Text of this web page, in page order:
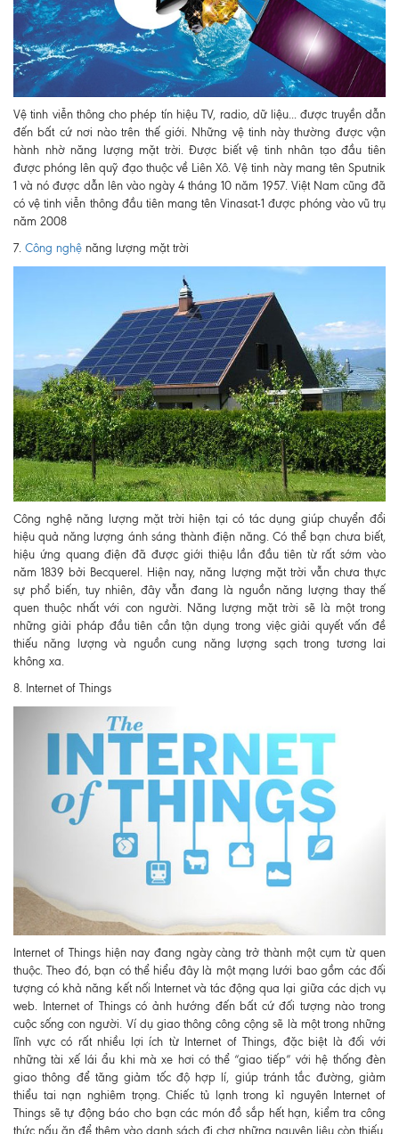
Vệ tinh viễn thông cho phép tín hiệu TV, radio, dữ liệu... được truyền dẫn
đến bất cứ nơi nào trên thế giới. Những vệ tinh này thường được vận
hành nhờ năng lượng mặt trời. Được biết vệ tinh nhân tạo đầu tiên
được phóng lên quỹ đạo thuộc về Liên Xô. Vệ tinh này mang tên Sputnik
1 và nó được dẫn lên vào ngày 4 tháng 10 năm 1957. Việt Nam cũng đã
có vệ tinh viễn thông đầu tiên mang tên Vinasat-1 được phóng vào vũ trụ
năm 2008
7. Công nghệ năng lượng mặt trời
Công nghệ năng lượng mặt trời hiện tại có tác dụng giúp chuyển đổi
hiệu quả năng lượng ánh sáng thành điện năng. Có thể bạn chưa biết,
hiệu ứng quang điện đã được giới thiệu lần đầu tiên từ rất sớm vào
năm 1839 bởi Becquerel. Hiện nay, năng lượng mặt trời vẫn chưa thực
sự phổ biến, tuy nhiên, đây vẫn đang là nguồn năng lượng thay thế
quen thuộc nhất với con người. Năng lượng mặt trời sẽ là một trong
những giải pháp đầu tiên cần tận dụng trong việc giải quyết vấn đề
thiếu năng lượng và nguồn cung năng lượng sạch trong tương lai
không xa.
8. Internet of Things
Internet of Things hiện nay đang ngày càng trở thành một cụm từ quen
thuộc. Theo đó, bạn có thể hiểu đây là một mạng lưới bao gồm các đối
tượng có khả năng kết nối Internet và tác động qua lại giữa các dịch vụ
web. Internet of Things có ảnh hướng đến bất cứ đối tượng nào trong
cuộc sống con người. Ví dụ giao thông công cộng sẽ là một trong những
lĩnh vực có rất nhiều lợi ích từ Internet of Things, đặc biệt là đối với
những tài xế lái ẩu khi mà xe hơi có thể “giao tiếp” với hệ thống đèn
giao thông để tăng giảm tốc độ hợp lí, giúp tránh tắc đường, giảm
thiểu tai nạn nghiêm trọng. Chiếc tủ lạnh trong kỉ nguyên Internet of
Things sẽ tự động báo cho bạn các món đồ sắp hết hạn, kiểm tra công
thức nấu ăn để thêm vào danh sách đi chợ những nguyên liệu còn thiếu.